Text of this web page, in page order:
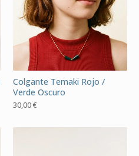
Colgante Temaki Rojo /
Verde Oscuro
30,00€